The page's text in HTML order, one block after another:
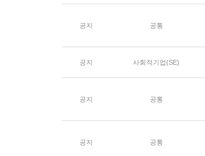
공지 공통
공지 사회적기업(SE)
공지 공통
공지 공통